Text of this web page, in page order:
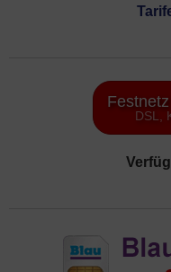
DSL,